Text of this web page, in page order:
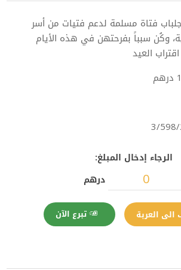
فتاة مسلمة لدعم فتيات من أسر
وكُن سبباً بفرحتهن في هذه الأيام
العيد
الرجاء إدخال المبلغ:
درهم